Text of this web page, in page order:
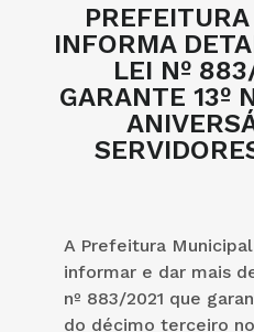
INFORMA
LEI Nº
GARANTE 13º
A Prefeitura
informar e dar mais
nº 883/2021 que
do décimo terceiro